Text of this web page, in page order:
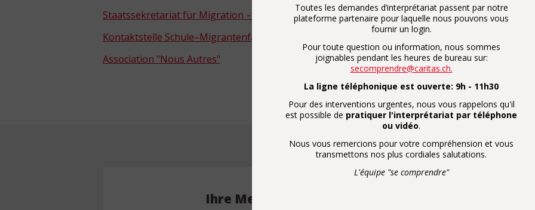
Toutes les demandes d’interprétariat passent par notre
plateforme partenaire pour laquelle nous pouvons vous
fournir un login.
Pour toute question ou information, nous sommes
joignables pendant les heures de bureau sur:
secomprendre@caritas.ch.
La ligne téléphonique est ouverte: 9h - 11h30
Pour des interventions urgentes, nous vous rappelons qu'il
est possible de pratiquer l'interprétariat par téléphone
ou vidéo.
Nous vous remercions pour votre compréhension et vous
transmettons nos plus cordiales salutations.
L'équipe "se comprendre"
Staatssekretariat für Migration – Kantonale Integrationsprogramme
Kontaktstelle Schule–Migrantenfamilien
Association "Nous Autres"
Ihre Meinung